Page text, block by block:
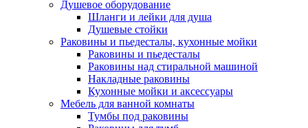
Душевое оборудование
Шланги и лейки для душа
Душевые стойки
Раковины и пьедесталы, кухонные мойки
Раковины и пьедесталы
Раковины над стиральной машиной
Накладные раковины
Кухонные мойки и аксессуары
Мебель для ванной комнаты
Тумбы под раковины